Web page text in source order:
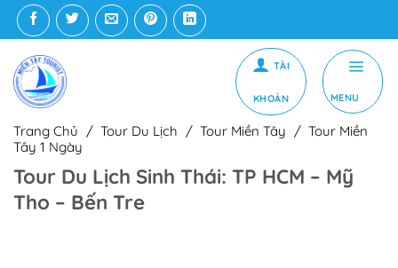
qua
dung
MENU
Trang Chủ / Tour Du Lịch / Tour Miền Tây / Tour Miền
Tây 1 Ngày
Tour Du Lịch Sinh Thái: TP HCM – Mỹ
Tho – Bến Tre